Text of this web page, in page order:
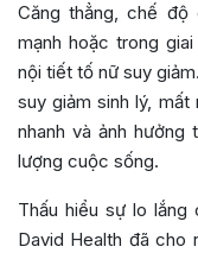
Căng thẳng, chế độ
mạnh hoặc trong
nội tiết tố nữ suy
suy giảm sinh lý,
nhanh và ảnh
lượng cuộc sống.
Thấu hiểu sự lo lắng
David Health đã cho